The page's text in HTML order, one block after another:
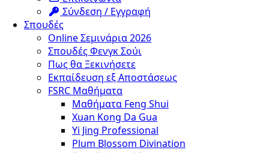
Σύνδεση / Εγγραφή
Σπουδές
Online Σεμινάρια 2026
Σπουδές Φενγκ Σούι
Πως θα Ξεκινήσετε
Εκπαίδευση εξ Αποστάσεως
FSRC Μαθήματα
Μαθήματα Feng Shui
Xuan Kong Da Gua
Yi Jing Professional
Plum Blossom Divination